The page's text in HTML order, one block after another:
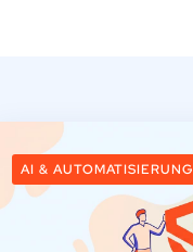
AI & AUTOMATISIERUNG